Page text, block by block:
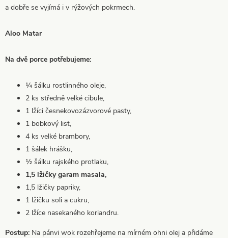
a dobře se vyjímá i v rýžových pokrmech.
Aloo Matar
Na dvě porce potřebujeme:
¼ šálku rostlinného oleje,
2 ks středně velké cibule,
1 lžíci česnekovozázvorové pasty,
1 bobkový list,
4 ks velké brambory,
1 šálek hrášku,
½ šálku rajského protlaku,
1,5 lžičky garam masala,
1,5 lžičky papriky,
1 lžičku soli a cukru,
2 lžíce nasekaného koriandru.
Postup: Na pánvi wok rozehřejeme na mírném ohni olej a přidáme